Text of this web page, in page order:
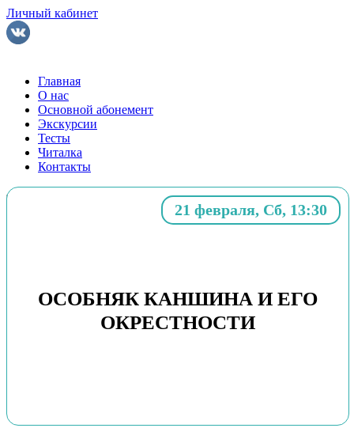
Личный кабинет
Главная
О нас
Основной абонемент
Экскурсии
Тесты
Читалка
Контакты
телефона и нажмите «МОИ СОБЫТИЯ»
21 февраля, Сб, 13:30
ОСОБНЯК КАНШИНА И ЕГО
ОКРЕСТНОСТИ